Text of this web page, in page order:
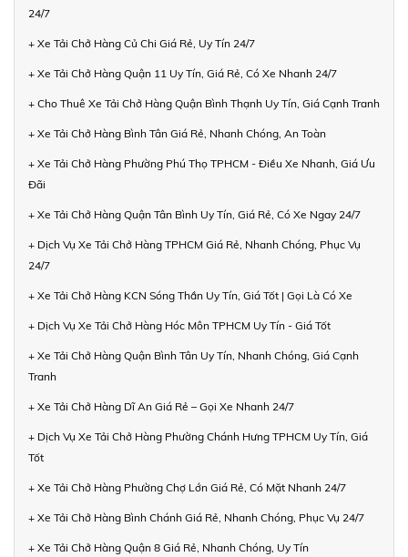
24/7
+ Xe Tải Chở Hàng Củ Chi Giá Rẻ, Uy Tín 24/7
+ Xe Tải Chở Hàng Quận 11 Uy Tín, Giá Rẻ, Có Xe Nhanh 24/7
+ Cho Thuê Xe Tải Chở Hàng Quận Bình Thạnh Uy Tín, Giá Cạnh Tranh
+ Xe Tải Chở Hàng Bình Tân Giá Rẻ, Nhanh Chóng, An Toàn
+ Xe Tải Chở Hàng Phường Phú Thọ TPHCM - Điều Xe Nhanh, Giá Ưu
Đãi
+ Xe Tải Chở Hàng Quận Tân Bình Uy Tín, Giá Rẻ, Có Xe Ngay 24/7
+ Dịch Vụ Xe Tải Chở Hàng TPHCM Giá Rẻ, Nhanh Chóng, Phục Vụ
24/7
+ Xe Tải Chở Hàng KCN Sóng Thần Uy Tín, Giá Tốt | Gọi Là Có Xe
+ Dịch Vụ Xe Tải Chở Hàng Hóc Môn TPHCM Uy Tín - Giá Tốt
+ Xe Tải Chở Hàng Quận Bình Tân Uy Tín, Nhanh Chóng, Giá Cạnh
Tranh
+ Xe Tải Chở Hàng Dĩ An Giá Rẻ – Gọi Xe Nhanh 24/7
+ Dịch Vụ Xe Tải Chở Hàng Phường Chánh Hưng TPHCM Uy Tín, Giá
Tốt
+ Xe Tải Chở Hàng Phường Chợ Lớn Giá Rẻ, Có Mặt Nhanh 24/7
+ Xe Tải Chở Hàng Bình Chánh Giá Rẻ, Nhanh Chóng, Phục Vụ 24/7
+ Xe Tải Chở Hàng Quận 8 Giá Rẻ, Nhanh Chóng, Uy Tín